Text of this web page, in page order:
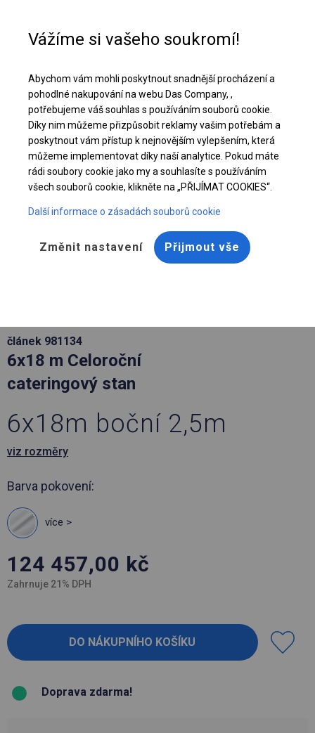
Stáhněte si nabídku PDF
článek 981134
6x18 m Celoroční
cateringový stan
6x18m boční 2,5m
viz rozměry
Barva pokovení:
více >
124 457,00 kč
Zahrnuje 21% DPH
Doprava zdarma!
Vážíme si vašeho soukromí!
Abychom vám mohli poskytnout snadnější procházení a
pohodlné nakupování na webu Das Company, ,
potřebujeme váš souhlas s používáním souborů cookie.
Díky nim můžeme přizpůsobit reklamy vašim potřebám a
poskytnout vám přístup k nejnovějším vylepšením, která
můžeme implementovat díky naší analytice. Pokud máte
rádi soubory cookie jako my a souhlasíte s používáním
všech souborů cookie, klikněte na „PŘIJÍMAT COOKIES“.
Další informace o zásadách souborů cookie
Změnit nastavení Přijmout vše